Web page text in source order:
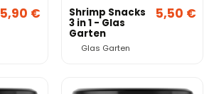
5,90 € Shrimp Snacks
3 in 1 - Glas
Garten
Glas Garten
5,50 €